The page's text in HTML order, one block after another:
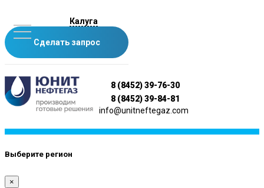
8 (8452) 39-76-30
8 (8452) 39-84-81
info@unitneftegaz.com
Калуга
Сделать запрос
Выберите регион
×